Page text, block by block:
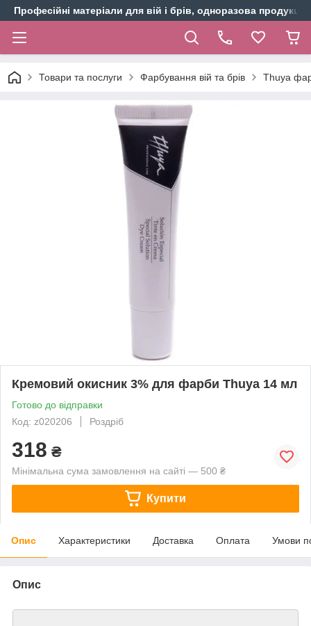
Професійні матеріали для вій і брів, одноразова продукція
Товари та послуги Фарбування вій та брів Thuya
Кремовий окисник 3% для фарби Thuya 14 мл
Готово до відправки
Код: z020206
Роздріб
318 ₴
Мінімальна сума замовлення на сайті — 500 ₴
Купити
Опис Характеристики Доставка Оплата Умови
Опис